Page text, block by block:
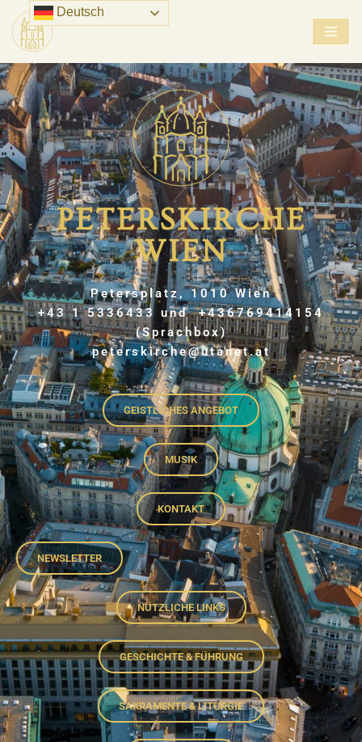
Zum
Inhalt
springen
PETERSKIRCHE
WIEN
Petersplatz, 1010 Wien
+43 1 5336433 und +436769414154
(Sprachbox)
peterskirche@utanet.at
GEISTLICHES ANGEBOT
MUSIK
KONTAKT
NEWSLETTER
NÜTZLICHE LINKS
GESCHICHTE & FÜHRUNG
SAKRAMENTE & LITURGIE
Deutsch